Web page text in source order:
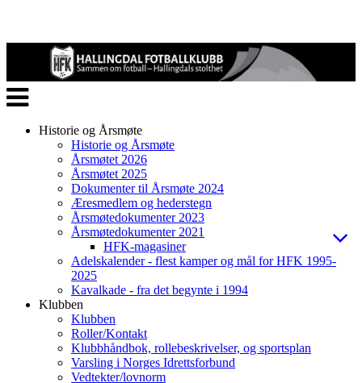
Veksle
navigasjon
Historie og Årsmøte
Historie og Årsmøte
Årsmøtet 2026
Årsmøtet 2025
Dokumenter til Årsmøte 2024
Æresmedlem og hederstegn
Årsmøtedokumenter 2023
Årsmøtedokumenter 2021
HFK-magasiner
Adelskalender - flest kamper og mål for HFK 1995-
2025
Kavalkade - fra det begynte i 1994
Klubben
Klubben
Roller/Kontakt
Klubbhåndbok, rollebeskrivelser, og sportsplan
Varsling i Norges Idrettsforbund
Vedtekter/lovnorm